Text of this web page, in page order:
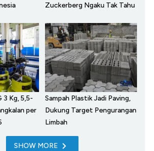
Zuckerberg Ngaku Tak Tahu
3 Kg, 5,5-
per
Sampah Plastik Jadi Paving,
Dukung Target Pengurangan
Limbah
SHOW MORE